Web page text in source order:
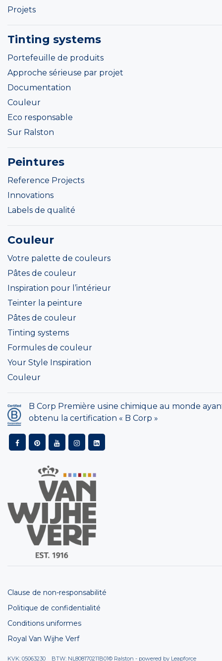
Projets
Tinting systems
Portefeuille de produits
Approche sérieuse par projet
Documentation
Couleur
Eco responsable
Sur Ralston
Peintures
Reference Projects
Innovations
Labels de qualité
Couleur
Votre palette de couleurs
Pâtes de couleur
Inspiration pour l’intérieur
Teinter la peinture
Pâtes de couleur
Tinting systems
Formules de couleur
Your Style Inspiration
Couleur
B Corp Première usine chimique au monde
obtenu la certification « B Corp »
Clause de non-responsabilité
Politique de confidentialité
Conditions uniformes
Royal Van Wijhe Verf
KVK: 05063230 BTW: NL808170211B01© Ralston - powered by Leapforce